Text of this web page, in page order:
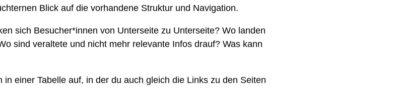
Blick auf die vorhandene Struktur und Navigation.
sich Besucher*innen von Unterseite zu Unterseite? Wo landen
sind veraltete und nicht mehr relevante Infos drauf? Was kann
einer Tabelle auf, in der du auch gleich die Links zu den Seiten